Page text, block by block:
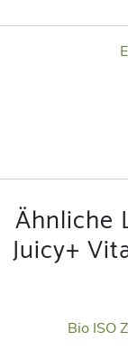
Ähnliche
Juicy+
Bio ISO